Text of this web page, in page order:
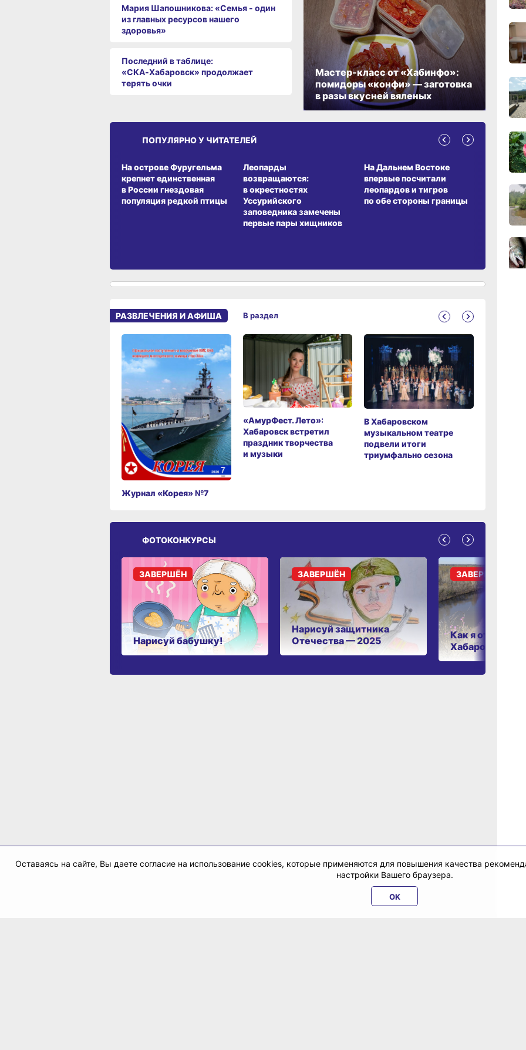
Мария Шапошникова: «Семья - один
из главных ресурсов нашего
здоровья»
Последний в таблице:
«СКА‑Хабаровск» продолжает
терять очки
Мастер-класс от «Хабинфо»:
помидоры «конфи» — заготовка
в разы вкусней вяленых
ПОПУЛЯРНО У ЧИТАТЕЛЕЙ
На острове Фуругельма
крепнет единственная
в России гнездовая
популяция редкой птицы
Леопарды
возвращаются:
в окрестностях
Уссурийского
заповедника замечены
первые пары хищников
На Дальнем Востоке
впервые посчитали
леопардов и тигров
по обе стороны границы
ЗЕМЛЯКИ
РАЗВЛЕЧЕНИЯ И АФИША
Журнал «Корея» №7
«АмурФест. Лето»:
Хабаровск встретил
праздник творчества
и музыки
В Хабаровском
музыкальном театре
подвели итоги
триумфально сезона
В раздел
ФОТОКОНКУРСЫ
Нарисуй бабушку!
ЗАВЕРШЁН
Нарисуй защитника
Отечества — 2025
ЗАВЕРШЁН
Как я отдыхаю в
Хабаровском
ЗАВЕРШЁН
16:17,
Оставаясь на сайте, Вы даете согласие на использование cookies, которые применяются для повышения качества
настройки Вашего браузера.
OK